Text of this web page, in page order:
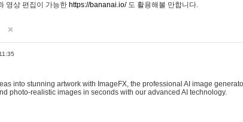
영상 편집이 가능한 https://bananai.io/도 활용해볼 만합니다.
into stunning artwork with ImageFX, the professional AI image
photo-realistic images in seconds with our advanced AI technology.